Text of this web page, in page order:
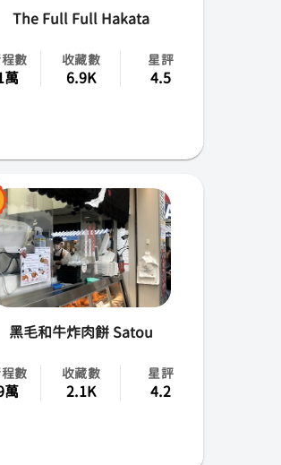
The Full Full Hakata
數
萬
收藏數
6.9K
星評
4.5
黑毛和牛炸肉餅 Satou
數
萬
收藏數
2.1K
星評
4.2